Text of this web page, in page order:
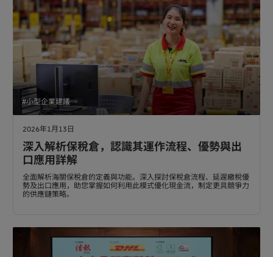
#小型企業建議
2026年1月13日
深入解析保稅倉，認識其運作流程、優勢與出
口應用詳解
全面解析海關保稅倉的定義與功能。深入探討保稅倉流程、延遲繳稅優
勢及出口應用，助您掌握如何利用此模式優化現金流，制定更具競爭力
的供應鏈策略。